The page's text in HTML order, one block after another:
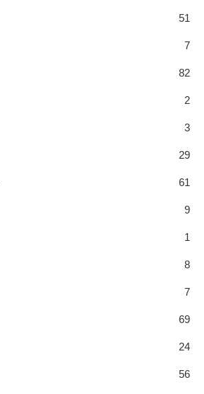
51
7
82
2
3
29
61
9
1
8
7
69
24
56